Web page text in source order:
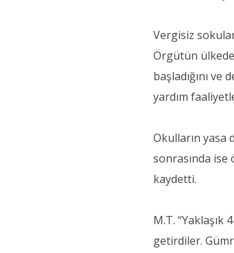
Vergisiz
Örgütün ülkede
başladığını
yardım
Okulların yasa
sonrasında ise
kaydetti.
M.T. “Yaklaşık
getirdiler.